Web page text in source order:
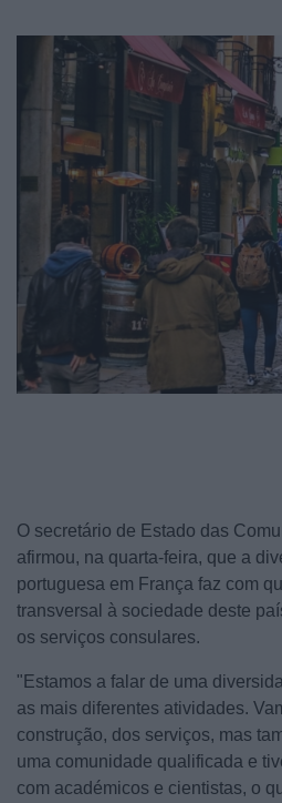
O secretário de Estado das
afirmou, na quarta-feira, que a
portuguesa em França faz com
transversal à sociedade deste
os serviços consulares.
"Estamos a falar de uma
as mais diferentes atividades.
construção, dos serviços, mas
uma comunidade qualificada e
com académicos e cientistas, o